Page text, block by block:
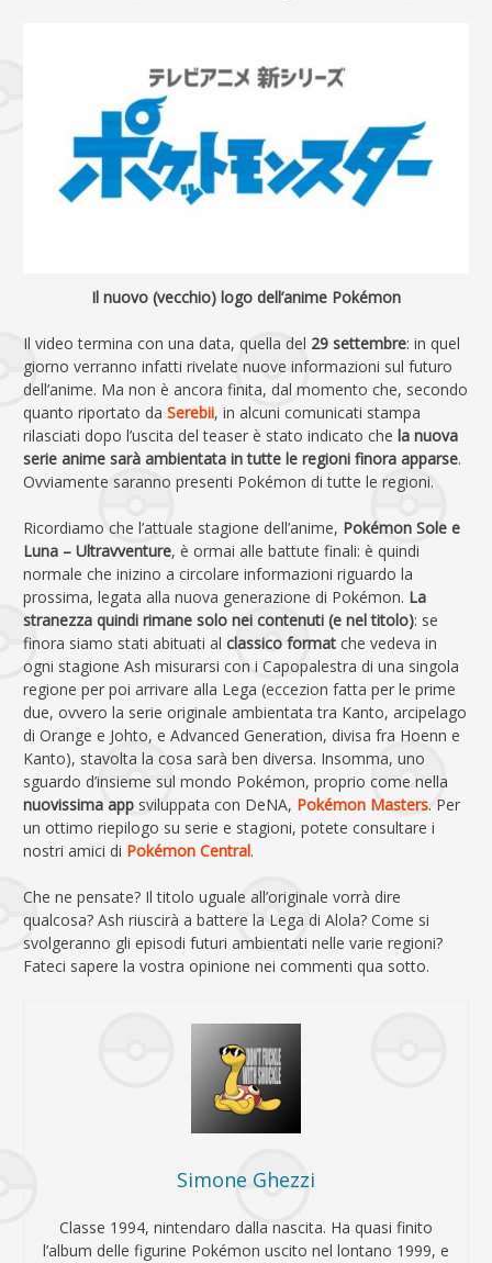
Il nuovo (vecchio) logo dell’anime Pokémon
Il video termina con una data, quella del 29 settembre: in quel
giorno verranno infatti rivelate nuove informazioni sul futuro
dell’anime. Ma non è ancora finita, dal momento che, secondo
quanto riportato da Serebii, in alcuni comunicati stampa
rilasciati dopo l’uscita del teaser è stato indicato che la nuova
serie anime sarà ambientata in tutte le regioni finora apparse.
Ovviamente saranno presenti Pokémon di tutte le regioni.
Ricordiamo che l’attuale stagione dell’anime, Pokémon Sole e
Luna – Ultravventure, è ormai alle battute finali: è quindi
normale che inizino a circolare informazioni riguardo la
prossima, legata alla nuova generazione di Pokémon. La
stranezza quindi rimane solo nei contenuti (e nel titolo): se
finora siamo stati abituati al classico format che vedeva in
ogni stagione Ash misurarsi con i Capopalestra di una singola
regione per poi arrivare alla Lega (eccezion fatta per le prime
due, ovvero la serie originale ambientata tra Kanto, arcipelago
di Orange e Johto, e Advanced Generation, divisa fra Hoenn e
Kanto), stavolta la cosa sarà ben diversa. Insomma, uno
sguardo d’insieme sul mondo Pokémon, proprio come nella
nuovissima app sviluppata con DeNA, Pokémon Masters. Per
un ottimo riepilogo su serie e stagioni, potete consultare i
nostri amici di Pokémon Central.
Che ne pensate? Il titolo uguale all’originale vorrà dire
qualcosa? Ash riuscirà a battere la Lega di Alola? Come si
svolgeranno gli episodi futuri ambientati nelle varie regioni?
Fateci sapere la vostra opinione nei commenti qua sotto.
Simone Ghezzi
Classe 1994, nintendaro dalla nascita. Ha quasi finito
l’album delle figurine Pokémon uscito nel lontano 1999, e